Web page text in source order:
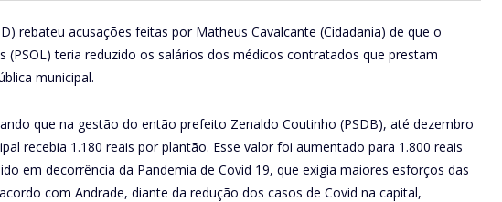
rebateu acusações feitas por Matheus Cavalcante (Cidadania) de que o
(PSOL) teria reduzido os salários dos médicos contratados que prestam
municipal.
que na gestão do então prefeito Zenaldo Coutinho (PSDB), até dezembro
recebia 1.180 reais por plantão. Esse valor foi aumentado para 1.800 reais
em decorrência da Pandemia de Covid 19, que exigia maiores esforços das
com Andrade, diante da redução dos casos de Covid na capital,